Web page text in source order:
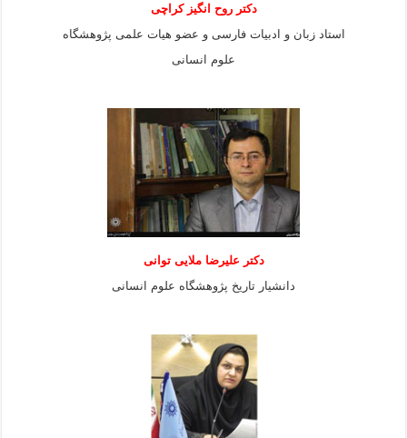
دکتر روح انگیز کراچی
استاد زبان و ادبیات فارسی و عضو هیات علمی پژوهشگاه
علوم انسانی
دكتر عليرضا ملايى توانی
دانشيار تاريخ پژوهشگاه علوم انسانی